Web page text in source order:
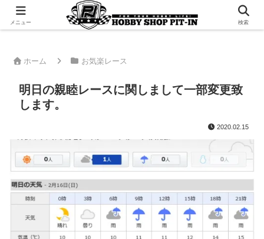
千葉県君津市でラジコンやプラモデルを販売。 ピットインのウェブサイトです
ホーム お気楽レース
明日の親睦レースに関しまして一部変更致
します。
2020.02.15
メニュー 検索